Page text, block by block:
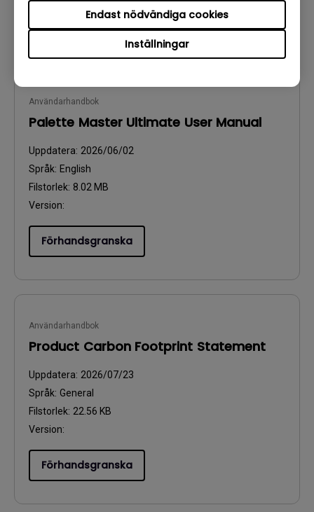
Inställningar
Endast nödvändiga cookies
Förhandsgranska
Användarhandbok
Palette Master Ultimate User Manual
Uppdatera: 2026/06/02
Språk: English
Filstorlek: 8.02 MB
Version:
Förhandsgranska
Användarhandbok
Product Carbon Footprint Statement
Uppdatera: 2026/07/23
Språk: General
Filstorlek: 22.56 KB
Version:
Förhandsgranska